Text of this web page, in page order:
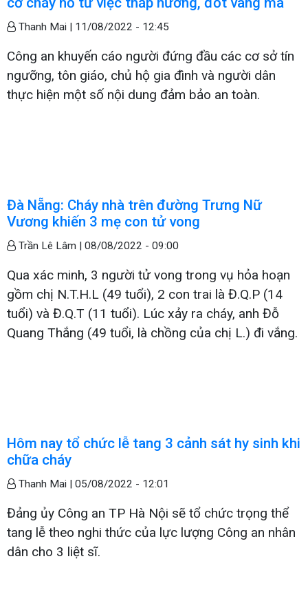
Thanh Mai | 11/08/2022 - 12:45
Công an khuyến cáo người đứng đầu các cơ sở tín
ngưỡng, tôn giáo, chủ hộ gia đình và người dân
thực hiện một số nội dung đảm bảo an toàn.
Đà Nẵng: Cháy nhà trên đường Trưng Nữ
Vương khiến 3 mẹ con tử vong
Trần Lê Lâm | 08/08/2022 - 09:00
Qua xác minh, 3 người tử vong trong vụ hỏa hoạn
gồm chị N.T.H.L (49 tuổi), 2 con trai là Đ.Q.P (14
tuổi) và Đ.Q.T (11 tuổi). Lúc xảy ra cháy, anh Đỗ
Quang Thắng (49 tuổi, là chồng của chị L.) đi vắng.
Hôm nay tổ chức lễ tang 3 cảnh sát hy sinh khi
chữa cháy
Thanh Mai | 05/08/2022 - 12:01
Đảng ủy Công an TP Hà Nội sẽ tổ chức trọng thể
tang lễ theo nghi thức của lực lượng Công an nhân
dân cho 3 liệt sĩ.